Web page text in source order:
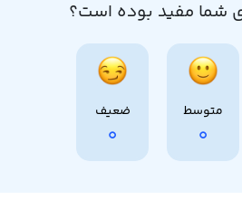
شما مفید بوده است؟
متوسط
0
ضعیف
0